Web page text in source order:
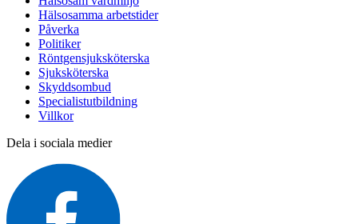
Hälsosamma arbetstider
Påverka
Politiker
Röntgensjuksköterska
Sjuksköterska
Skyddsombud
Specialistutbildning
Villkor
Dela i sociala medier